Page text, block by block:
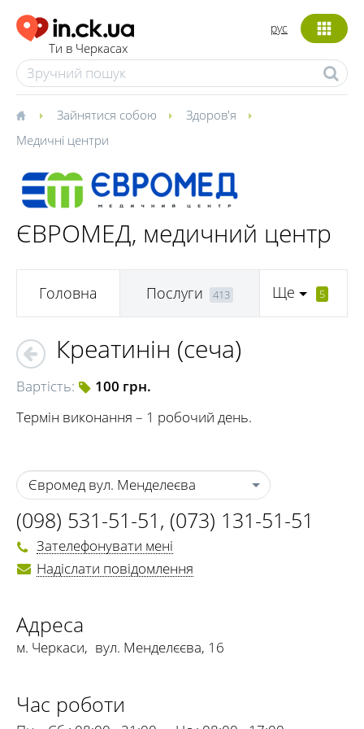
Ти в Черкасах
рус
Зайнятися собою
Здоров'я
Медичні центри
ЄВРОМЕД, медичний центр
Головна Послуги 413 Ще 5
Креатинін (сеча)
Вартість:
100 грн.
Термін виконання – 1 робочий день.
Євромед вул. Менделеєва
(098) 531-51-51, (073) 131-51-51
Зателефонувати мені
Надіслати повідомлення
Адреса
м. Черкаси, вул. Менделєєва, 16
Час роботи